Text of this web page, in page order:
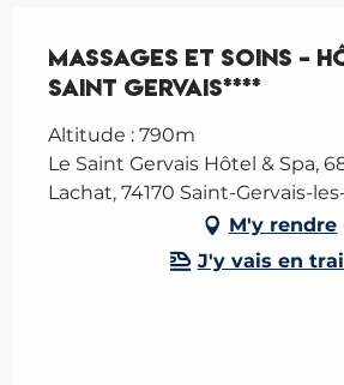
Massages et soins -
Saint Gervais****
Altitude : 790m
Le Saint Gervais Hôtel & Spa,
Lachat, 74170 Saint-Gervais-
M'y rendre
J'y vais en